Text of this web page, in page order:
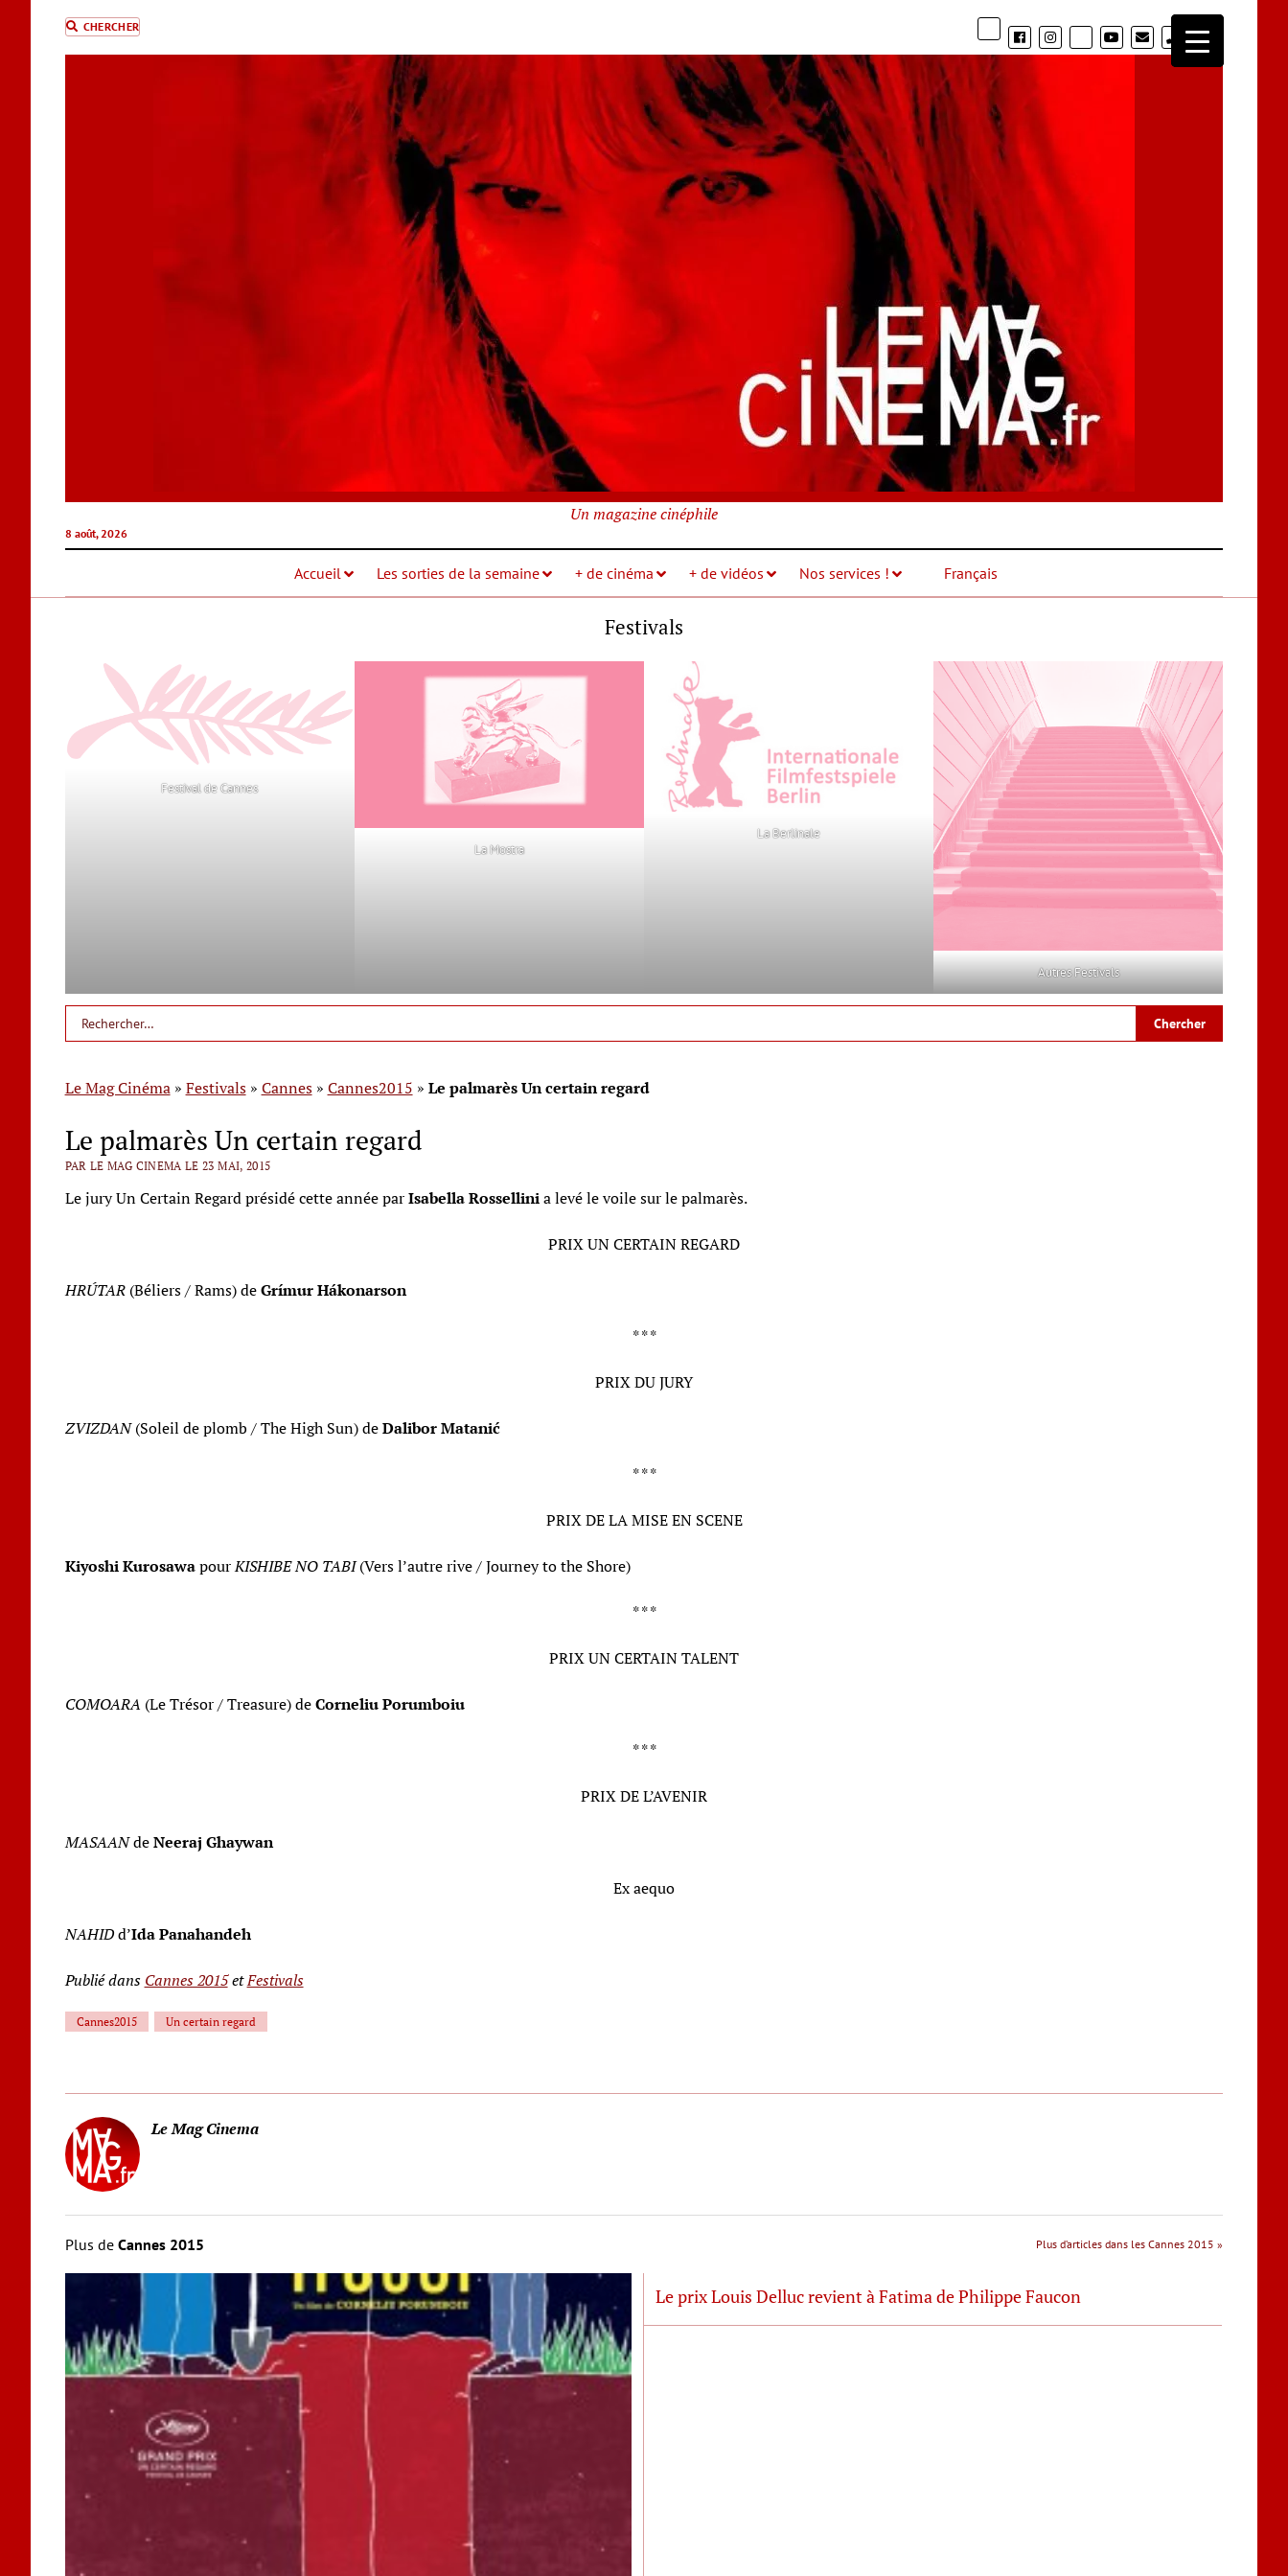
CHERCHER phone
8 août, 2026
Un magazine cinéphile
Accueil Les sorties de la semaine + de cinéma + de vidéos Nos services ! Français
Festivals
Festival de Cannes
La Mostra
La Berlinale
Autres Festivals
Le Mag Cinéma» Festivals» Cannes» Cannes2015 » Le palmarès Un certain regard
Le palmarès Un certain regard
PAR LE MAG CINEMA LE 23 MAI, 2015
Le jury Un Certain Regard présidé cette année parIsabella Rossellinia levé le voile sur le palmarès.
PRIX UN CERTAIN REGARD
HRÚTAR(Béliers / Rams) deGrímur Hákonarson
* * *
PRIX DU JURY
ZVIZDAN(Soleil de plomb / The High Sun) deDalibor Matanić
* * *
PRIX DE LA MISE EN SCENE
Kiyoshi KurosawapourKISHIBE NO TABI(Vers l’autre rive / Journey to the Shore)
* * *
PRIX UN CERTAIN TALENT
COMOARA (Le Trésor / Treasure) deCorneliu Porumboiu
* * *
PRIX DE L’AVENIR
MASAANdeNeeraj Ghaywan
Ex aequo
NAHIDd’Ida Panahandeh
Publié dans Cannes 2015etFestivals
Cannes2015 Un certain regard
Le Mag Cinema
Plus de Cannes 2015 Plus d’articles dans les Cannes 2015 »
Le prix Louis Delluc revient à Fatima de Philippe Faucon